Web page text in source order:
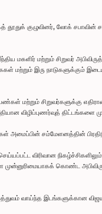
குழுவினர், லோக் சபாவின்
மகளிர் மற்றும் சிறுவர்
மற்றும் இரு நாடுகளுக்கும்
மற்றும் சிறுவர்களுக்கு
விழிப்புணர்வுத்
சம்மேளனத்தின்
விரிவான
முன்னுரிமையாகக் கொண்ட
வாய்ந்த இடங்களுக்கான